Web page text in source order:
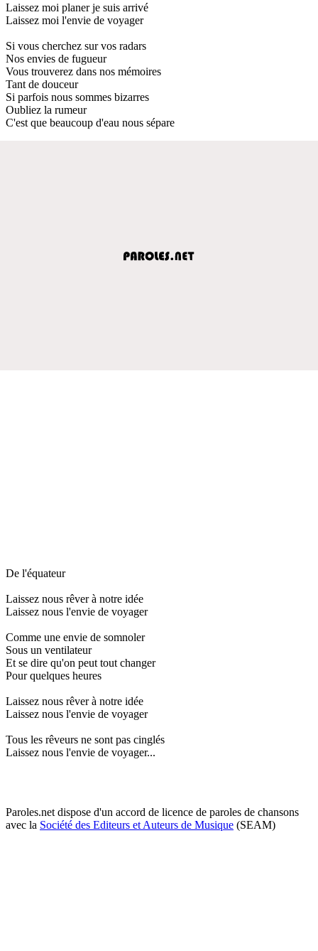
Laissez moi planer je suis arrivé
Laissez moi l'envie de voyager
Si vous cherchez sur vos radars
Nos envies de fugueur
Vous trouverez dans nos mémoires
Tant de douceur
Si parfois nous sommes bizarres
Oubliez la rumeur
C'est que beaucoup d'eau nous sépare
De l'équateur
Laissez nous rêver à notre idée
Laissez nous l'envie de voyager
Comme une envie de somnoler
Sous un ventilateur
Et se dire qu'on peut tout changer
Pour quelques heures
Laissez nous rêver à notre idée
Laissez nous l'envie de voyager
Tous les rêveurs ne sont pas cinglés
Laissez nous l'envie de voyager...
Paroles.net dispose d'un accord de licence de paroles de chansons
avec la Société des Editeurs et Auteurs de Musique (SEAM)